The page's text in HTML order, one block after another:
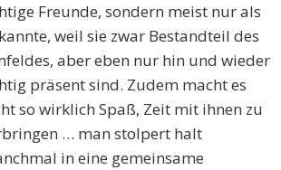
Freunde, sondern meist nur als
weil sie zwar Bestandteil des
aber eben nur hin und wieder
präsent sind. Zudem macht es
so wirklich Spaß, Zeit mit ihnen zu
… man stolpert halt
in eine gemeinsame